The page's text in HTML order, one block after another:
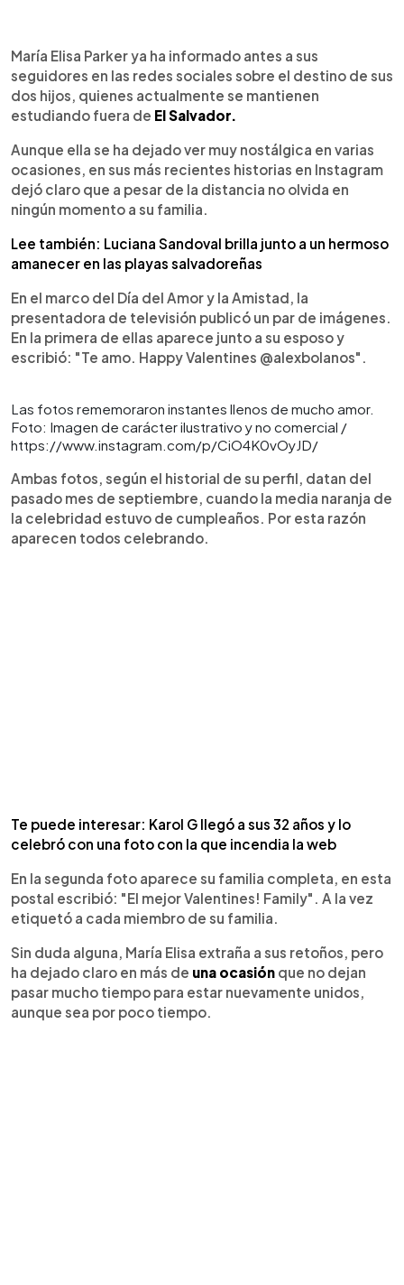
► Escuchar artículo
María Elisa Parker ya ha informado antes a sus
seguidores en las redes sociales sobre el destino de sus
dos hijos, quienes actualmente se mantienen
estudiando fuera de El Salvador.
Aunque ella se ha dejado ver muy nostálgica en varias
ocasiones, en sus más recientes historias en Instagram
dejó claro que a pesar de la distancia no olvida en
ningún momento a su familia.
Lee también: Luciana Sandoval brilla junto a un hermoso
amanecer en las playas salvadoreñas
En el marco del Día del Amor y la Amistad, la
presentadora de televisión publicó un par de imágenes.
En la primera de ellas aparece junto a su esposo y
escribió: "Te amo. Happy Valentines @alexbolanos".
Las fotos rememoraron instantes llenos de mucho amor.
Foto: Imagen de carácter ilustrativo y no comercial /
https://www.instagram.com/p/CiO4K0vOyJD/
Ambas fotos, según el historial de su perfil, datan del
pasado mes de septiembre, cuando la media naranja de
la celebridad estuvo de cumpleaños. Por esta razón
aparecen todos celebrando.
Te puede interesar: Karol G llegó a sus 32 años y lo
celebró con una foto con la que incendia la web
En la segunda foto aparece su familia completa, en esta
postal escribió: "El mejor Valentines! Family". A la vez
etiquetó a cada miembro de su familia.
Sin duda alguna, María Elisa extraña a sus retoños, pero
ha dejado claro en más de una ocasión que no dejan
pasar mucho tiempo para estar nuevamente unidos,
aunque sea por poco tiempo.